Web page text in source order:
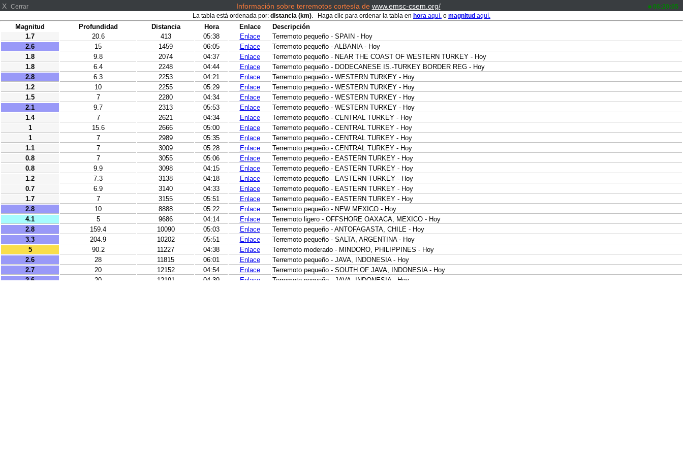
X Cerrar Información sobre terremotos cortesía de www.emsc-csem.org/ 06:20:05
La tabla está ordenada por: distancia (km). Haga clic para ordenar la tabla en hora aquí. o magnitud aquí.
Magnitud Profundidad Distancia Hora Enlace
Descripción
1.7
20.6 413 05:38 Enlace
Terremoto pequeño - SPAIN - Hoy
2.6
15 1459 06:05 Enlace
Terremoto pequeño - ALBANIA - Hoy
1.8
9.8 2074 04:37 Enlace
Terremoto pequeño - NEAR THE COAST OF WESTERN TURKEY - Hoy
1.8
6.4 2248 04:44 Enlace
Terremoto pequeño - DODECANESE IS.-TURKEY BORDER REG - Hoy
2.8
6.3 2253 04:21 Enlace
Terremoto pequeño - WESTERN TURKEY - Hoy
1.2
10 2255 05:29 Enlace
Terremoto pequeño - WESTERN TURKEY - Hoy
1.5
7 2280 04:34 Enlace
Terremoto pequeño - WESTERN TURKEY - Hoy
2.1
9.7 2313 05:53 Enlace
Terremoto pequeño - WESTERN TURKEY - Hoy
1.4
7 2621 04:34 Enlace
Terremoto pequeño - CENTRAL TURKEY - Hoy
1
15.6 2666 05:00 Enlace
Terremoto pequeño - CENTRAL TURKEY - Hoy
1
7 2989 05:35 Enlace
Terremoto pequeño - CENTRAL TURKEY - Hoy
1.1
7 3009 05:28 Enlace
Terremoto pequeño - CENTRAL TURKEY - Hoy
0.8
7 3055 05:06 Enlace
Terremoto pequeño - EASTERN TURKEY - Hoy
0.8
9.9 3098 04:15 Enlace
Terremoto pequeño - EASTERN TURKEY - Hoy
1.2
7.3 3138 04:18 Enlace
Terremoto pequeño - EASTERN TURKEY - Hoy
0.7
6.9 3140 04:33 Enlace
Terremoto pequeño - EASTERN TURKEY - Hoy
1.7
7 3155 05:51 Enlace
Terremoto pequeño - EASTERN TURKEY - Hoy
2.8
10 8888 05:22 Enlace
Terremoto pequeño - NEW MEXICO - Hoy
4.1
5 9686 04:14 Enlace
Terremoto ligero - OFFSHORE OAXACA, MEXICO - Hoy
2.8
159.4 10090 05:03 Enlace
Terremoto pequeño - ANTOFAGASTA, CHILE - Hoy
3.3
204.9 10202 05:51 Enlace
Terremoto pequeño - SALTA, ARGENTINA - Hoy
5
90.2 11227 04:38 Enlace
Terremoto moderado - MINDORO, PHILIPPINES - Hoy
2.6
28 11815 06:01 Enlace
Terremoto pequeño - JAVA, INDONESIA - Hoy
2.7
20 12152 04:54 Enlace
Terremoto pequeño - SOUTH OF JAVA, INDONESIA - Hoy
2.6
20 12191 04:39 Enlace
Terremoto pequeño - JAVA, INDONESIA - Hoy